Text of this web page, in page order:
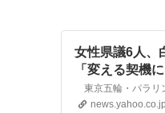
女性県議6人
「変える契機
ュース
news.yahoo.co.jp